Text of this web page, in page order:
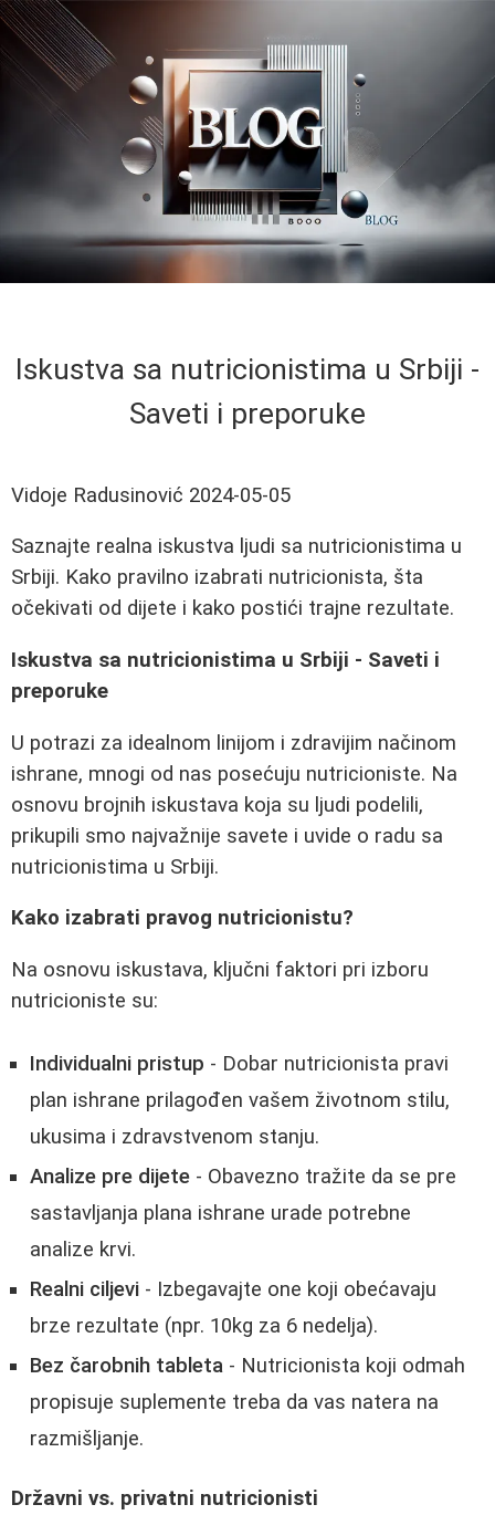
Iskustva sa nutricionistima u Srbiji -
Saveti i preporuke
Vidoje Radusinović 2024-05-05
Saznajte realna iskustva ljudi sa nutricionistima u
Srbiji. Kako pravilno izabrati nutricionista, šta
očekivati od dijete i kako postići trajne rezultate.
Iskustva sa nutricionistima u Srbiji - Saveti i
preporuke
U potrazi za idealnom linijom i zdravijim načinom
ishrane, mnogi od nas posećuju nutricioniste. Na
osnovu brojnih iskustava koja su ljudi podelili,
prikupili smo najvažnije savete i uvide o radu sa
nutricionistima u Srbiji.
Kako izabrati pravog nutricionistu?
Na osnovu iskustava, ključni faktori pri izboru
nutricioniste su:
Individualni pristup - Dobar nutricionista pravi
plan ishrane prilagođen vašem životnom stilu,
ukusima i zdravstvenom stanju.
Analize pre dijete - Obavezno tražite da se pre
sastavljanja plana ishrane urade potrebne
analize krvi.
Realni ciljevi - Izbegavajte one koji obećavaju
brze rezultate (npr. 10kg za 6 nedelja).
Bez čarobnih tableta - Nutricionista koji odmah
propisuje suplemente treba da vas natera na
razmišljanje.
Državni vs. privatni nutricionisti